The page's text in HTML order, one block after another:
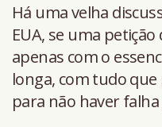
Há uma velha
EUA, se uma
apenas com o
longa, com tudo
para não haver